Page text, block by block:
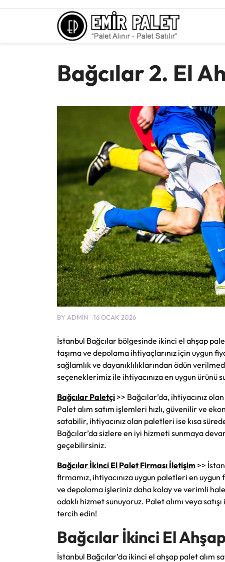
Bağcılar 2. El
BY ADMIN 16 OCAK 2026
İstanbul Bağcılar bölgesinde ikinci el ahşap
taşıma ve depolama ihtiyaçlarınız için uygun
sağlamlık ve dayanıklılıklarından ödün
seçeneklerimiz ile ihtiyacınıza en uygun ürünü
Bağcılar Paletçi >> Bağcılar’da, ihtiyacınız
Palet alım satım işlemleri hızlı, güvenilir ve
satabilir, ihtiyacınız olan paletleri ise kısa
Bağcılar’da sizlere en iyi hizmeti sunmaya
geçebilirsiniz.
Bağcılar İkinci El Palet Firması İletişim >>
firmamız, ihtiyacınıza uygun paletleri en
ve depolama işleriniz daha kolay ve verimli
odaklı hizmet sunuyoruz. Palet alımı veya
tercih edin!
Bağcılar İkinci El
İstanbul Bağcılar’da ikinci el ahşap palet alım